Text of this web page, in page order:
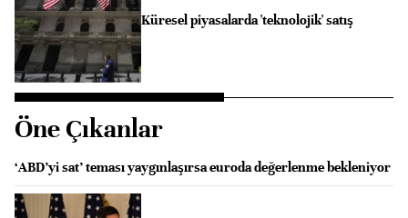
Küresel piyasalarda 'teknolojik' satış
Öne Çıkanlar
‘ABD’yi sat’ teması yaygınlaşırsa euroda değerlenme bekleniyor